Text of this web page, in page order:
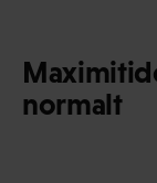
normalt